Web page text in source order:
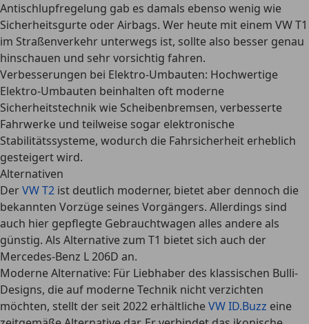
Antischlupfregelung gab es damals ebenso wenig wie
Sicherheitsgurte oder Airbags. Wer heute mit einem VW T1
im Straßenverkehr unterwegs ist, sollte also besser genau
hinschauen und sehr vorsichtig fahren.
Verbesserungen bei Elektro-Umbauten: Hochwertige
Elektro-Umbauten beinhalten oft moderne
Sicherheitstechnik wie Scheibenbremsen, verbesserte
Fahrwerke und teilweise sogar elektronische
Stabilitätssysteme, wodurch die Fahrsicherheit erheblich
gesteigert wird.
Alternativen
DerVW T2 ist deutlich moderner, bietet aber dennoch die
bekannten Vorzüge seines Vorgängers. Allerdings sind
auch hier gepflegte Gebrauchtwagen alles andere als
günstig. Als Alternative zum T1 bietet sich auch der
Mercedes-Benz L 206D an.
Moderne Alternative: Für Liebhaber des klassischen Bulli-
Designs, die auf moderne Technik nicht verzichten
möchten, stellt der seit 2022 erhältlicheVW ID.Buzz eine